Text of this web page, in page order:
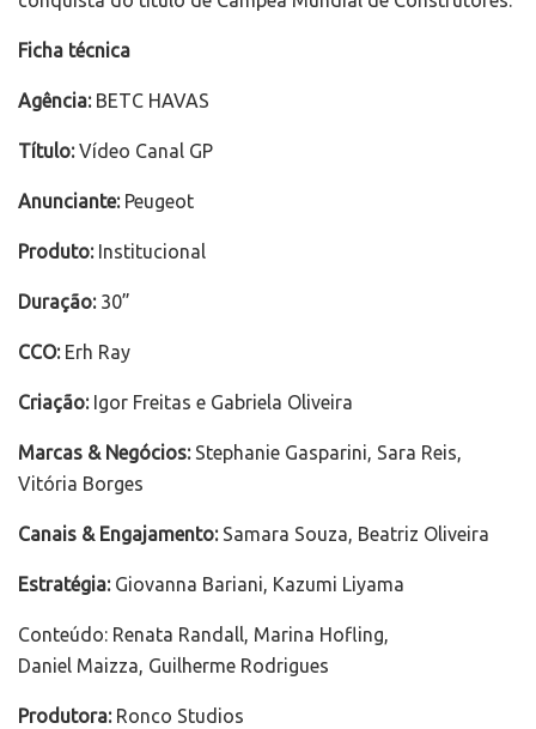
Ficha técnica
Agência:BETC HAVAS
Título:Vídeo Canal GP
Anunciante: Peugeot
Produto:Institucional
Duração:30”
CCO: Erh Ray
Criação:Igor Freitas e Gabriela Oliveira
Marcas & Negócios:Stephanie Gasparini, Sara Reis,
Vitória Borges
Canais & Engajamento:Samara Souza, Beatriz Oliveira
Estratégia:Giovanna Bariani, Kazumi Liyama
Conteúdo: Renata Randall, Marina Hofling,
Daniel Maizza, Guilherme Rodrigues
Produtora: Ronco Studios